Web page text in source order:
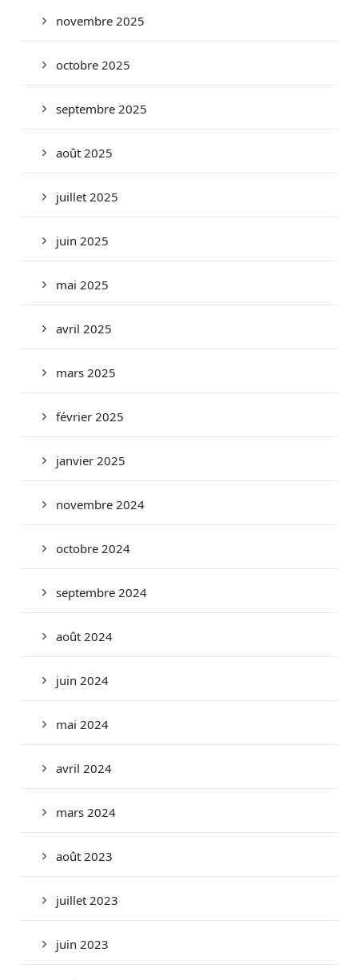
novembre 2025
octobre 2025
septembre 2025
août 2025
juillet 2025
juin 2025
mai 2025
avril 2025
mars 2025
février 2025
janvier 2025
novembre 2024
octobre 2024
septembre 2024
août 2024
juin 2024
mai 2024
avril 2024
mars 2024
août 2023
juillet 2023
juin 2023